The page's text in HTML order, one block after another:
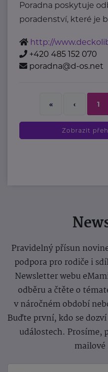
Poradna poskytuje
poradenství, které je
http://
+420 485 152 070
poradna@d-os.net
« ‹ 1
Zobrazit
Pravidelný přísun
podpora pro rodiče i
Newsletter webu
odběru a čtěte o
v náročném období
Buďte první, kdo se
událostech. Prosíme,
mailové